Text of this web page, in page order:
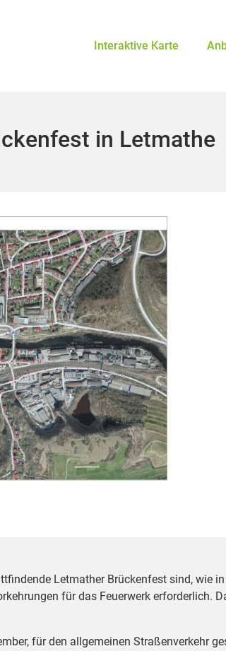
Interaktive Karte
in Letmathe
Letmather Brückenfest sind, wie in
für das Feuerwerk erforderlich.
für den allgemeinen Straßenverkehr